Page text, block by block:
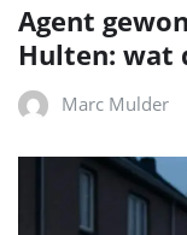
Agent
Hulten: wat
Marc Mulder